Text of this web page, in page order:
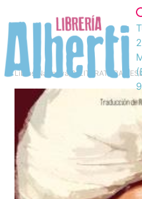
Libros Narrativa/ 8. LITERATURAS